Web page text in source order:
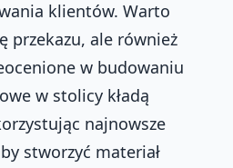
klientów. Warto
przekazu, ale również
w budowaniu
w stolicy kładą
najnowsze
stworzyć materiał